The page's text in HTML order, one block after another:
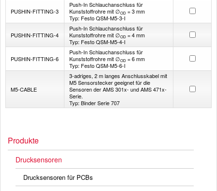
PUSHIN-FITTING-3
Push-In Schlauchanschluss für
Kunststoffrohre mit ∅OD = 3 mm
Typ: Festo QSM-M5-3-I
PUSHIN-FITTING-4
Push-In Schlauchanschluss für
Kunststoffrohre mit ∅OD = 4 mm
Typ: Festo QSM-M5-4-I
PUSHIN-FITTING-6
Push-In Schlauchanschluss für
Kunststoffrohre mit ∅OD = 6 mm
Typ: Festo QSM-M5-6-I
M5-CABLE
3-adriges, 2 m langes Anschlusskabel mit
M5 Sensorstecker geeignet für die
Sensoren der AMS 301x- und AMS 471x-
Serie.
Typ: Binder Serie 707
Produkte
Drucksensoren
Drucksensoren für PCBs